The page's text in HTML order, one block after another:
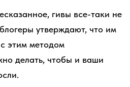
гивы все-таки не
утверждают, что им
этим методом
делать, чтобы и ваши